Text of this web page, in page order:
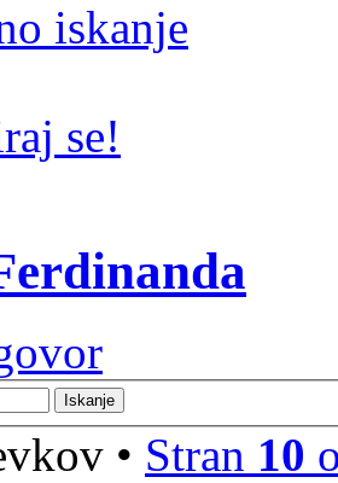
iskanje
se!
• Stran 10